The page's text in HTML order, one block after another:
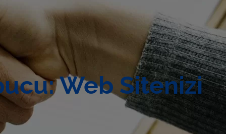
Web Sitenizi